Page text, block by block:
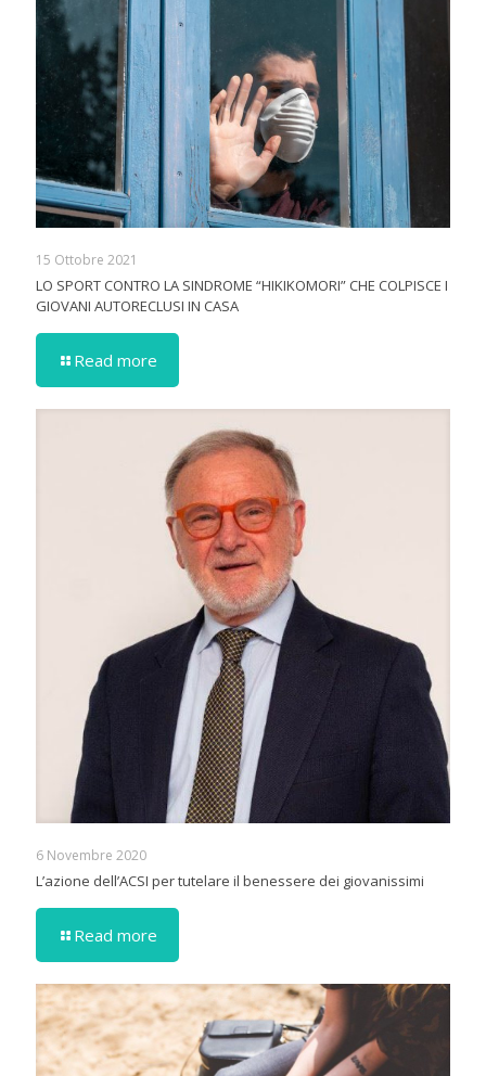
15 Ottobre 2021
LO SPORT CONTRO LA SINDROME “HIKIKOMORI” CHE COLPISCE I
GIOVANI AUTORECLUSI IN CASA
Read more
6 Novembre 2020
L’azione dell’ACSI per tutelare il benessere dei giovanissimi
Read more